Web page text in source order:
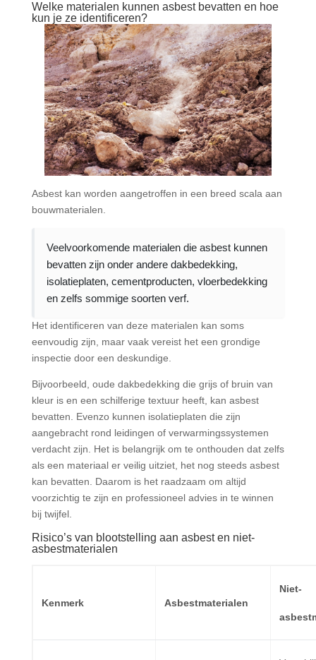
Welke materialen kunnen asbest bevatten en hoe
kun je ze identificeren?
Asbest kan worden aangetroffen in een breed scala aan
bouwmaterialen.
Veelvoorkomende materialen die asbest kunnen
bevatten zijn onder andere dakbedekking,
isolatieplaten, cementproducten, vloerbedekking
en zelfs sommige soorten verf.
Het identificeren van deze materialen kan soms
eenvoudig zijn, maar vaak vereist het een grondige
inspectie door een deskundige.
Bijvoorbeeld, oude dakbedekking die grijs of bruin van
kleur is en een schilferige textuur heeft, kan asbest
bevatten. Evenzo kunnen isolatieplaten die zijn
aangebracht rond leidingen of verwarmingssystemen
verdacht zijn. Het is belangrijk om te onthouden dat zelfs
als een materiaal er veilig uitziet, het nog steeds asbest
kan bevatten. Daarom is het raadzaam om altijd
voorzichtig te zijn en professioneel advies in te winnen
bij twijfel.
Risico’s van blootstelling aan asbest en niet-
asbestmaterialen
Kenmerk Asbestmaterialen
Niet-